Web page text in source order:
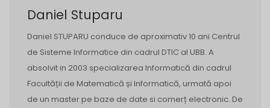
Daniel Stuparu
Daniel STUPARU conduce de aproximativ 10 ani Centrul
de Sisteme Informatice din cadrul DTIC al UBB. A
absolvit in 2003 specializarea Informatică din cadrul
Facultății de Matematică și Informatică, urmată apoi
de un master pe baze de date si comerț electronic. De